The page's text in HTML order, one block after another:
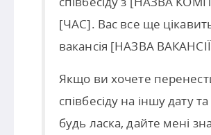
[ЧАС]. Вас все ще
вакансія [НАЗВА
Якщо ви хочете
співбесіду на іншу дату та
будь ласка, дайте мені